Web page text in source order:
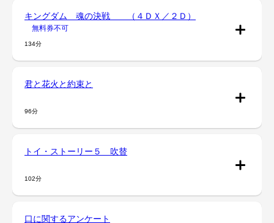
キングダム 魂の決戦 （４ＤＸ／２Ｄ）
無料券不可
134分
君と花火と約束と
96分
トイ・ストーリー５ 吹替
102分
口に関するアンケート